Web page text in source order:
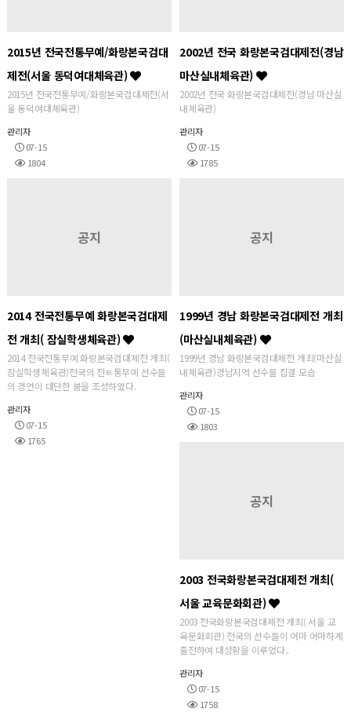
2015년 전국전통무예/화랑본국검대
제전(서울 동덕여대체육관)
2015년 전국전통무예/화랑본국검대제전(서
울 동덕여대체육관)
관리자
07-15
1804
2002년 전국 화랑본국검대제전(경남
마산실내체육관)
2002년 전국 화랑본국검대제전(경남 마산실
내체육관)
관리자
07-15
1785
공지
2014 전국전통무예 화랑본국검대제
전 개최( 잠실학생체육관)
2014 전국전통무예 화랑본국검대제전 개최(
잠실학생체육관)전국의 전ㅌ통무예 선수들
의 경연이 대단한 붐을 조성하였다.
관리자
07-15
1765
공지
1999년 경남 화랑본국검대제전 개최
(마산실내체육관)
1999년 경남 화랑본국검대제전 개최(마산실
내체육관)경남지역 선수들 집결 모습
관리자
07-15
1803
공지
2003 전국화랑본국검대제전 개최(
서울 교육문화회관)
2003 전국화랑본국검대제전 개최( 서울 교
육문화회관) 전국의 선수들이 어마 어마하게
출전하여 대성황을 이루었다..
관리자
07-15
1758